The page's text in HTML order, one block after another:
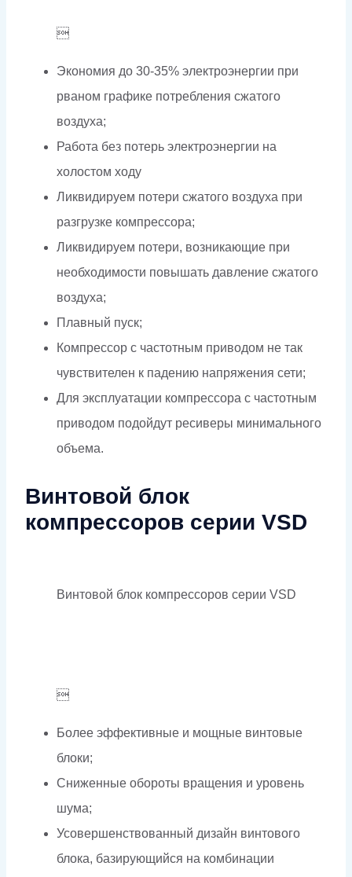

Экономия до 30-35% электроэнергии при
рваном графике потребления сжатого
воздуха;
Работа без потерь электроэнергии на
холостом ходу
Ликвидируем потери сжатого воздуха при
разгрузке компрессора;
Ликвидируем потери, возникающие при
необходимости повышать давление сжатого
воздуха;
Плавный пуск;
Компрессор с частотным приводом не так
чувствителен к падению напряжения сети;
Для эксплуатации компрессора с частотным
приводом подойдут ресиверы минимального
объема.
Винтовой блок
компрессоров серии VSD
Винтовой блок компрессоров серии VSD

Более эффективные и мощные винтовые
блоки;
Сниженные обороты вращения и уровень
шума;
Усовершенствованный дизайн винтового
блока, базирующийся на комбинации